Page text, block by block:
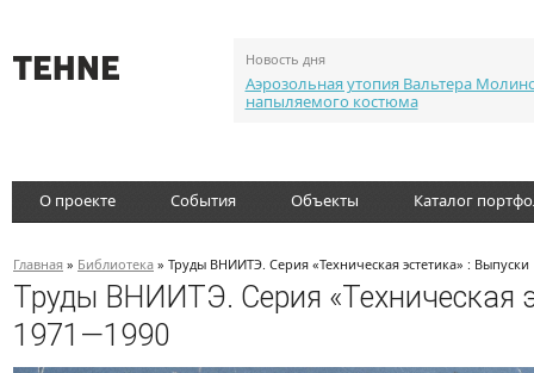
Новость дня
Аэрозольная утопия Вальтера
напыляемого костюма
О проекте События Объекты Каталог
Главная » Библиотека » Труды ВНИИТЭ. Серия «Техническая эстетика» :
Труды ВНИИТЭ. Серия «Техническая
1971—1990